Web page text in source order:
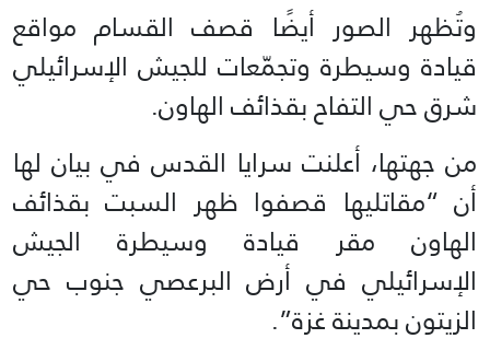
وتُظهر الصور أيضًا قصف القسام مواقع
قيادة وسيطرة وتجمّعات للجيش الإسرائيلي
شرق حي التفاح بقذائف الهاون.
من جهتها، أعلنت سرايا القدس في بيان لها
أن “مقاتليها قصفوا ظهر السبت بقذائف
الهاون مقر قيادة وسيطرة الجيش
الإسرائيلي في أرض البرعصي جنوب حي
الزيتون بمدينة غزة”.